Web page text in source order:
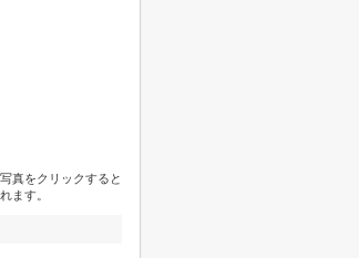
真をクリックすると
ます。